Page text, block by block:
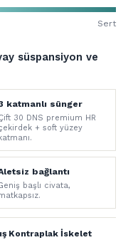
süspansiyon ve
katmanlı sünger
30 DNS premium HR
+ soft yüzey
katmanı.
bağlantı
başlı civata,
Kontraplak İskelet
Sert